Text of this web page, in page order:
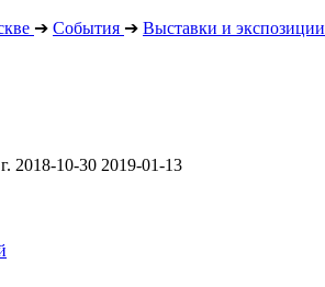
➔ События ➔ Выставки и экспозиции
2018-10-30 2019-01-13